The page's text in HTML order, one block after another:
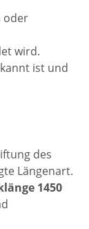
oder
wird.
ist und
des
Längenart.
1450